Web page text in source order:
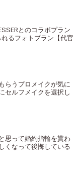
とのコラボプラン
るフォトプラン【代官
らうプロメイクが気に
セルフメイクを選択し
思って婚約指輪を貰わ
くなって後悔している